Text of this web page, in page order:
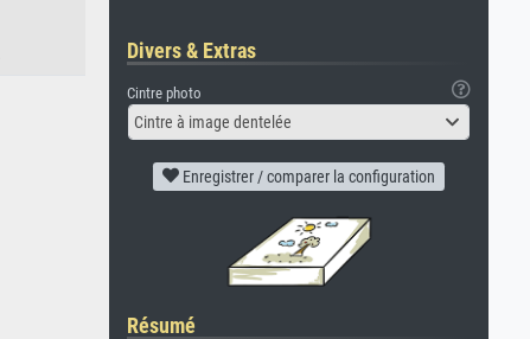
Divers & Extras
Cintre photo
Cintre à image dentelée
Enregistrer / comparer la configuration
Résumé